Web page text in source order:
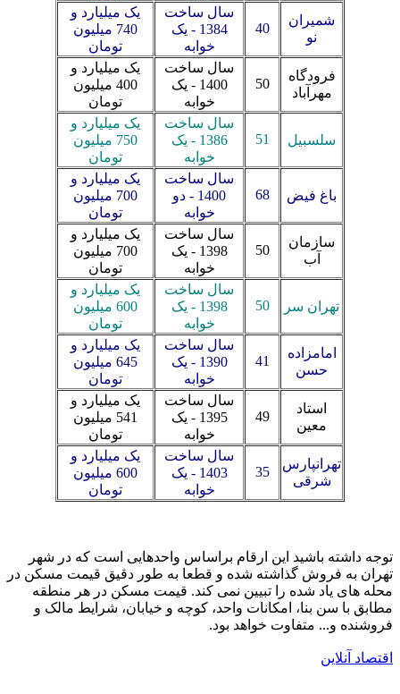
شمیران
نو
40
سال ساخت
1384 - یک
خوابه
یک میلیارد و
740 میلیون
تومان
فرودگاه
مهرآباد
50
سال ساخت
1400 - یک
خوابه
یک میلیارد و
400 میلیون
تومان
سلسبیل 51
سال ساخت
1386 - یک
خوابه
یک میلیارد و
750 میلیون
تومان
باغ فیض 68
سال ساخت
1400 - دو
خوابه
یک میلیارد و
700 میلیون
تومان
سازمان
آب
50
سال ساخت
1398 - یک
خوابه
یک میلیارد و
700 میلیون
تومان
تهران سر 50
سال ساخت
1398 - یک
خوابه
یک میلیارد و
600 میلیون
تومان
امامزاده
حسن
41
سال ساخت
1390 - یک
خوابه
یک میلیارد و
645 میلیون
تومان
استاد
معین
49
سال ساخت
1395 - یک
خوابه
یک میلیارد و
541 میلیون
تومان
تهرانپارس
شرقی
35
سال ساخت
1403 - یک
خوابه
یک میلیارد و
600 میلیون
تومان
توجه داشته باشید این ارقام براساس واحدهایی است که در شهر
تهران به فروش گذاشته شده و قطعا به طور دقیق قیمت مسکن در
محله های یاد شده را تبیین نمی کند. قیمت مسکن در هر منطقه
مطابق با سن بنا، امکانات واحد، کوچه و خیابان، شرایط مالک و
فروشنده و... متفاوت خواهد بود.
اقتصاد آنلاین